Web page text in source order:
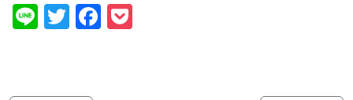
LineTwitterFacebook